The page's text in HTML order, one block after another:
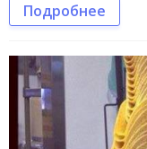
Подробнее